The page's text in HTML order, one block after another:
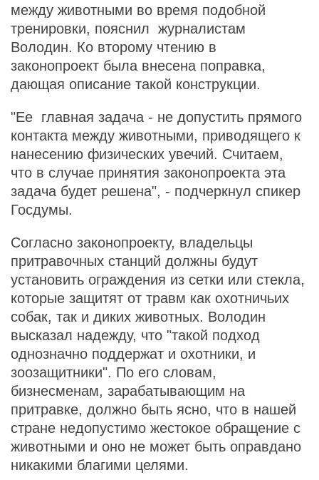
между животными во время подобной
тренировки, пояснил журналистам
Володин. Ко второму чтению в
законопроект была внесена поправка,
дающая описание такой конструкции.
"Ее главная задача - не допустить прямого
контакта между животными, приводящего к
нанесению физических увечий. Считаем,
что в случае принятия законопроекта эта
задача будет решена", - подчеркнул спикер
Госдумы.
Согласно законопроекту, владельцы
притравочных станций должны будут
установить ограждения из сетки или стекла,
которые защитят от травм как охотничьих
собак, так и диких животных. Володин
высказал надежду, что "такой подход
однозначно поддержат и охотники, и
зоозащитники". По его словам,
бизнесменам, зарабатывающим на
притравке, должно быть ясно, что в нашей
стране недопустимо жестокое обращение с
животными и оно не может быть оправдано
никакими благими целями.